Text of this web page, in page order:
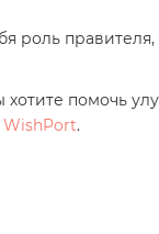
роль правителя,
хотите помочь
WishPort.